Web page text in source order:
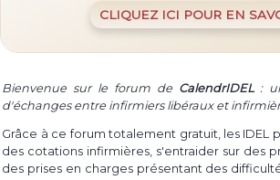
CLIQUEZ ICI POUR EN
Bienvenue sur le forum de CalendrIDEL:
d'échanges entre infirmiers libéraux et
Grâce à ce forum totalement gratuit, les IDEL
des cotations infirmières, s'entraider sur des
des prises en charges présentant des